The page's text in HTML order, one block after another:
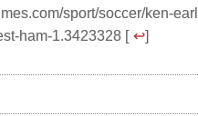
sport/soccer/ken-
ham-1.3423328 [ ↩]